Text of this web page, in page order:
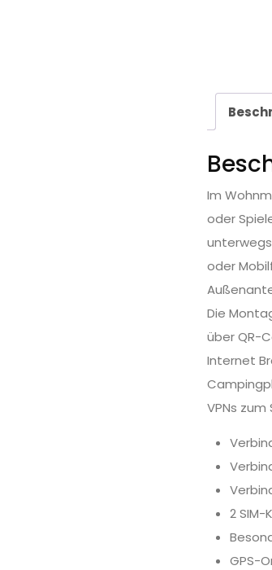
Im
oder
oder
Die
über QR-
Internet
VPNs
2 SIM-
GPS-